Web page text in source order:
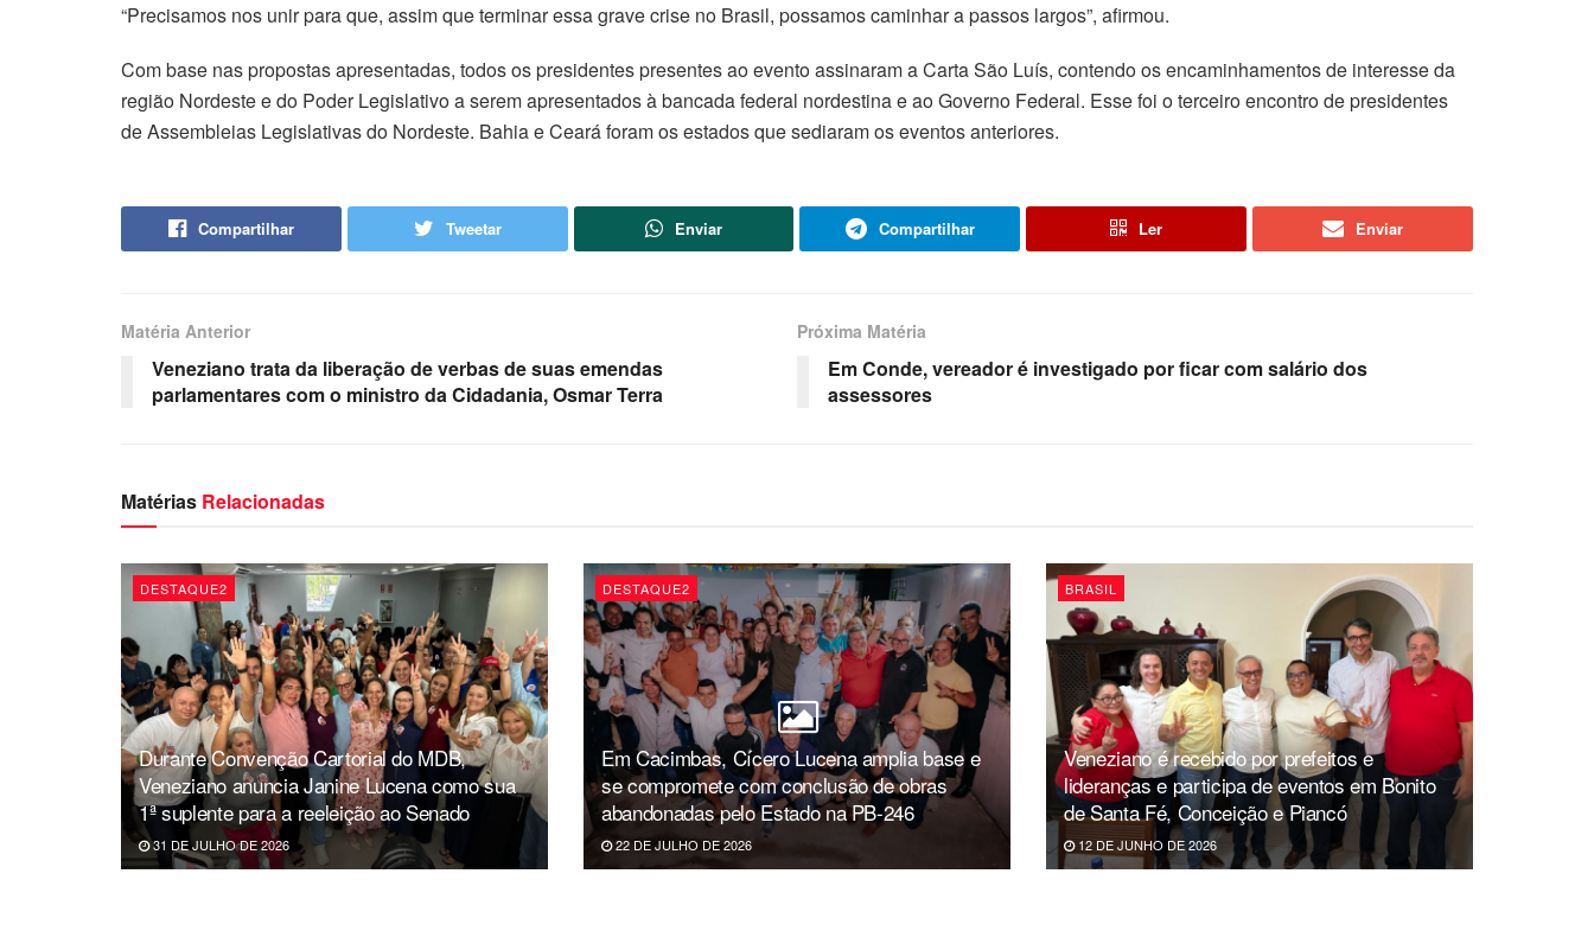
“Precisamos nos unir para que, assim que terminar essa grave crise no Brasil, possamos caminhar a passos largos”, afirmou.
Com base nas propostas apresentadas, todos os presidentes presentes ao evento assinaram a Carta São Luís, contendo os encaminhamentos de interesse da
região Nordeste e do Poder Legislativo a serem apresentados à bancada federal nordestina e ao Governo Federal. Esse foi o terceiro encontro de presidentes
de Assembleias Legislativas do Nordeste. Bahia e Ceará foram os estados que sediaram os eventos anteriores.
Compartilhar Tweetar Enviar Compartilhar Ler Enviar
Matéria Anterior
Veneziano trata da liberação de verbas de suas emendas
parlamentares com o ministro da Cidadania, Osmar Terra
Próxima Matéria
Em Conde, vereador é investigado por ficar com salário dos
assessores
Matérias Relacionadas
DESTAQUE2
Durante Convenção Cartorial do MDB,
Veneziano anuncia Janine Lucena como sua
1ª suplente para a reeleição ao Senado
31 DE JULHO DE 2026
DESTAQUE2
Em Cacimbas, Cícero Lucena amplia base e
se compromete com conclusão de obras
abandonadas pelo Estado na PB-246
22 DE JULHO DE 2026
BRASIL
Veneziano é recebido por prefeitos e
lideranças e participa de eventos em Bonito
de Santa Fé, Conceição e Piancó
12 DE JUNHO DE 2026